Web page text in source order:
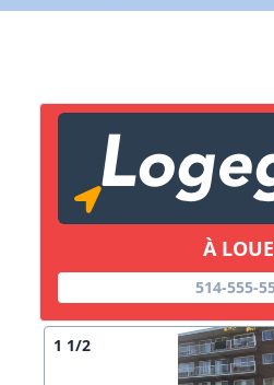
À
514-555-
1 1/2
Lien vers inscription (sera
Copier lien
X